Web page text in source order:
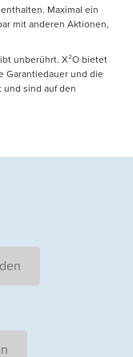
Maximal ein
mit anderen Aktionen,
unberührt. X²O bietet
Garantiedauer und die
sind auf den